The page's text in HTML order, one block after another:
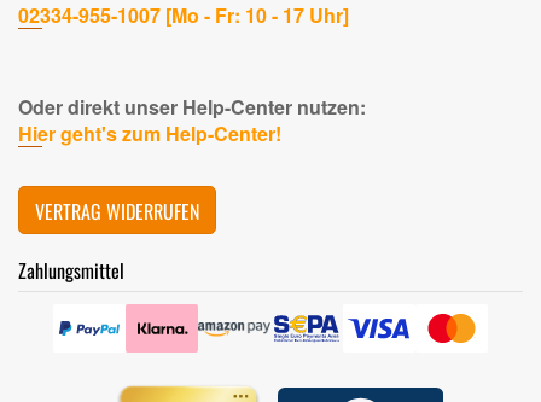
02334-955-1007 [Mo - Fr: 10 - 17 Uhr]
Oder direkt unser Help-Center nutzen:
Hier geht's zum Help-Center!
VERTRAG WIDERRUFEN
Zahlungsmittel